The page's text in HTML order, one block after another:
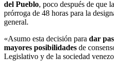
del Pueblo, poco después de que
prórroga de 48 horas para la
general.
«Asumo esta decisión para dar
mayores posibilidades de
Legislativo y de la sociedad